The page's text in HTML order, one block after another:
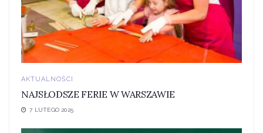
AKTUALNOŚCI
NAJSŁODSZE FERIE W WARSZAWIE
7 LUTEGO 2025